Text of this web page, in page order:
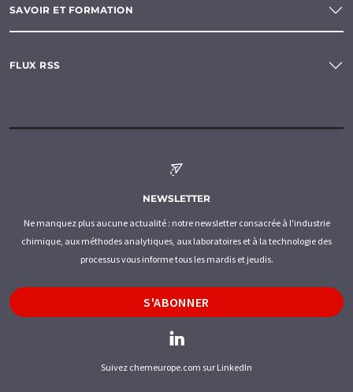
SAVOIR ET FORMATION
FLUX RSS
NEWSLETTER
Ne manquez plus aucune actualité : notre newsletter consacrée à l'industrie
chimique, aux méthodes analytiques, aux laboratoires et à la technologie des
processus vous informe tous les mardis et jeudis.
S'ABONNER
Suivez chemeurope.com sur LinkedIn